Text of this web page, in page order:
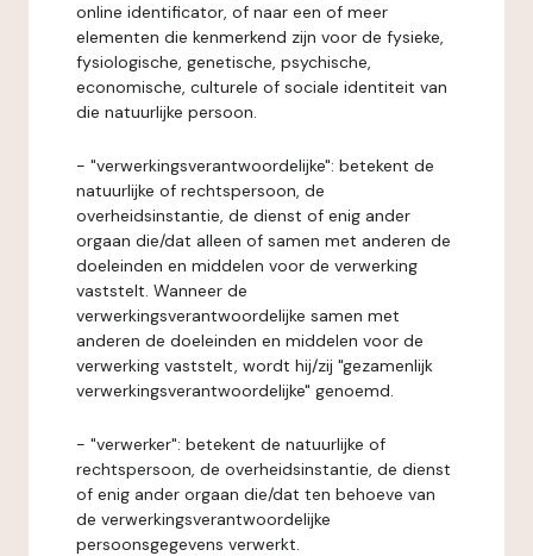
online identificator, of naar een of meer
elementen die kenmerkend zijn voor de fysieke,
fysiologische, genetische, psychische,
economische, culturele of sociale identiteit van
die natuurlijke persoon.
- "verwerkingsverantwoordelijke": betekent de
natuurlijke of rechtspersoon, de
overheidsinstantie, de dienst of enig ander
orgaan die/dat alleen of samen met anderen de
doeleinden en middelen voor de verwerking
vaststelt. Wanneer de
verwerkingsverantwoordelijke samen met
anderen de doeleinden en middelen voor de
verwerking vaststelt, wordt hij/zij "gezamenlijk
verwerkingsverantwoordelijke" genoemd.
- "verwerker": betekent de natuurlijke of
rechtspersoon, de overheidsinstantie, de dienst
of enig ander orgaan die/dat ten behoeve van
de verwerkingsverantwoordelijke
persoonsgegevens verwerkt.